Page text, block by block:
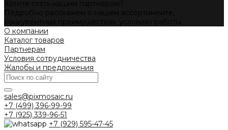
О компании
Каталог товаров
Партнерам
Условия сотрудничества
Жалобы и предложения
sales@pixmosaic.ru
+7 (499) 396-99-99
+7 (925) 339-96-51
+7 (929) 595-47-45